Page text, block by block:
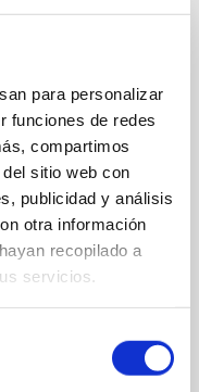
para personalizar
funciones de redes
compartimos
sitio web con
publicidad y análisis
otra información
recopilado a
servicios.
Pentilenglicol,
Agua de Flor de
Glicerina,
Extracto de